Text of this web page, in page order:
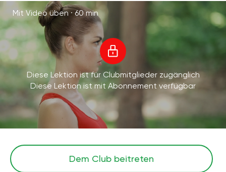
Mit Video üben ·60 min
Diese Lektion ist für Clubmitglieder zugänglich
Diese Lektion ist mit Abonnement verfügbar
Dem Club beitreten